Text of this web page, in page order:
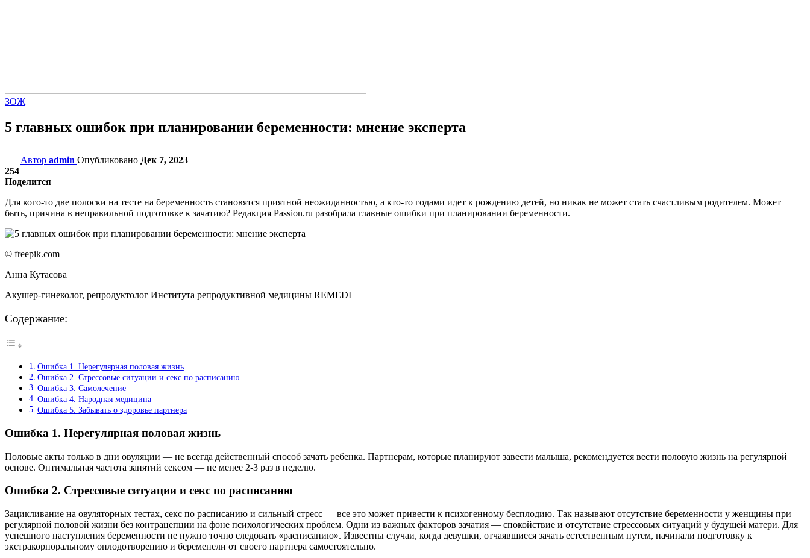
ЗОЖ
5 главных ошибок при планировании беременности: мнение эксперта
Автор admin Опубликовано Дек 7, 2023
254
Поделится
Для кого-то две полоски на тесте на беременность становятся приятной неожиданностью, а кто-то годами идет к рождению детей, но никак не может стать счастливым родителем. Может
быть, причина в неправильной подготовке к зачатию? Редакция Passion.ru разобрала главные ошибки при планировании беременности.
© freepik.com
Анна Кутасова
Акушер-гинеколог, репродуктолог Института репродуктивной медицины REMEDI
Содержание:
Ошибка 1. Нерегулярная половая жизнь
Ошибка 2. Стрессовые ситуации и секс по расписанию
Ошибка 3. Самолечение
Ошибка 4. Народная медицина
Ошибка 5. Забывать о здоровье партнера
Ошибка 1. Нерегулярная половая жизнь
Половые акты только в дни овуляции — не всегда действенный способ зачать ребенка. Партнерам, которые планируют завести малыша, рекомендуется вести половую жизнь на регулярной
основе. Оптимальная частота занятий сексом — не менее 2-3 раз в неделю.
Ошибка 2. Стрессовые ситуации и секс по расписанию
Зацикливание на овуляторных тестах, секс по расписанию и сильный стресс — все это может привести к психогенному бесплодию. Так называют отсутствие беременности у женщины при
регулярной половой жизни без контрацепции на фоне психологических проблем. Одни из важных факторов зачатия — спокойствие и отсутствие стрессовых ситуаций у будущей матери. Для
успешного наступления беременности не нужно точно следовать «расписанию». Известны случаи, когда девушки, отчаявшиеся зачать естественным путем, начинали подготовку к
экстракорпоральному оплодотворению и беременели от своего партнера самостоятельно.